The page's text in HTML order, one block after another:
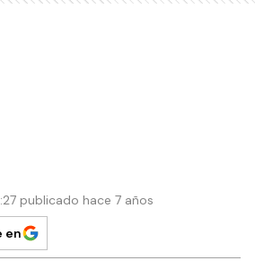
publicado hace 7 años
en